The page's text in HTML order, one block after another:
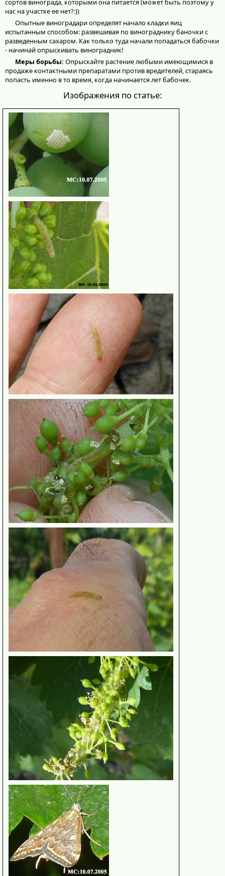
сортов винограда, которыми она питается (может быть поэтому у
нас на участке ее нет?:))
Опытные виноградари определят начало кладки яиц
испытанным способом: развешивая по винограднику баночки с
разведенным сахаром. Как только туда начали попадаться бабочки
- начинай опрыскивать виноградник!
Меры борьбы: Опрыскайте растение любыми имеющимися в
продаже контактными препаратами против вредителей, стараясь
попасть именно в то время, когда начинается лет бабочек.
Изображения по статье: